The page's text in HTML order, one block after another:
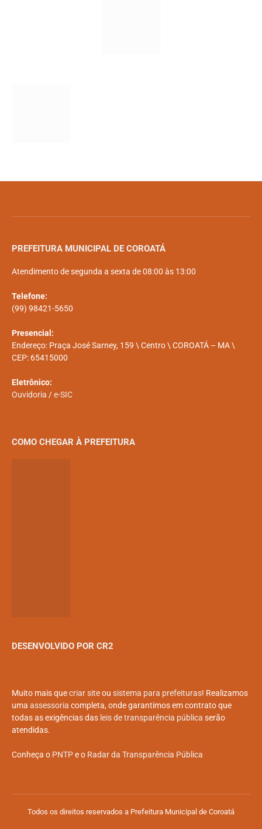
PREFEITURA MUNICIPAL DE COROATÁ
Atendimento de segunda a sexta de 08:00 às 13:00
Telefone:
(99) 98421-5650
Presencial:
Endereço: Praça José Sarney, 159 \ Centro \ COROATÁ – MA \
CEP: 65415000
Eletrônico:
Ouvidoria /e-SIC
COMO CHEGAR À PREFEITURA
DESENVOLVIDO POR CR2
Muito mais quecriar siteou sistema para prefeituras! Realizamos
uma assessoria completa, onde garantimos em contrato que
todas as exigências das leis de transparência pública serão
atendidas.
Conheça o PNTPe o Radar da Transparência Pública
Todos os direitos reservados a Prefeitura Municipal de Coroatá